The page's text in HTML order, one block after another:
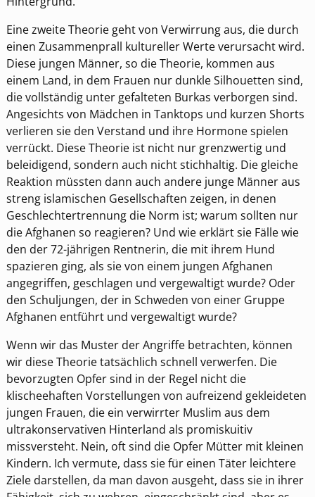
Eine zweite Theorie geht von Verwirrung aus, die durch
einen Zusammenprall kultureller Werte verursacht wird.
Diese jungen Männer, so die Theorie, kommen aus
einem Land, in dem Frauen nur dunkle Silhouetten sind,
die vollständig unter gefalteten Burkas verborgen sind.
Angesichts von Mädchen in Tanktops und kurzen Shorts
verlieren sie den Verstand und ihre Hormone spielen
verrückt. Diese Theorie ist nicht nur grenzwertig und
beleidigend, sondern auch nicht stichhaltig. Die gleiche
Reaktion müssten dann auch andere junge Männer aus
streng islamischen Gesellschaften zeigen, in denen
Geschlechtertrennung die Norm ist; warum sollten nur
die Afghanen so reagieren? Und wie erklärt sie Fälle wie
den der 72-jährigen Rentnerin, die mit ihrem Hund
spazieren ging, als sie von einem jungen Afghanen
angegriffen, geschlagen und vergewaltigt wurde? Oder
den Schuljungen, der in Schweden von einer Gruppe
Afghanen entführt und vergewaltigt wurde?
Wenn wir das Muster der Angriffe betrachten, können
wir diese Theorie tatsächlich schnell verwerfen. Die
bevorzugten Opfer sind in der Regel nicht die
klischeehaften Vorstellungen von aufreizend gekleideten
jungen Frauen, die ein verwirrter Muslim aus dem
ultrakonservativen Hinterland als promiskuitiv
missversteht. Nein, oft sind die Opfer Mütter mit kleinen
Kindern. Ich vermute, dass sie für einen Täter leichtere
Ziele darstellen, da man davon ausgeht, dass sie in ihrer